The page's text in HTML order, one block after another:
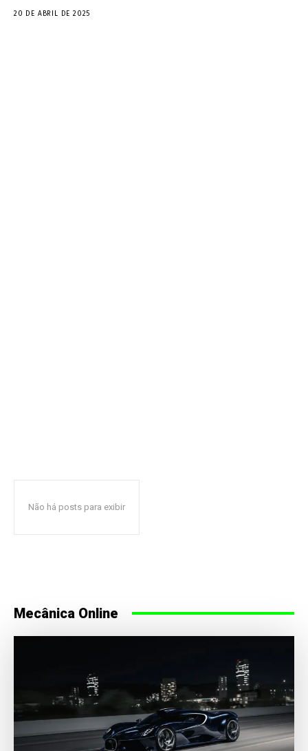
20 DE ABRIL DE 2025
Não há posts para exibir
Mecânica Online